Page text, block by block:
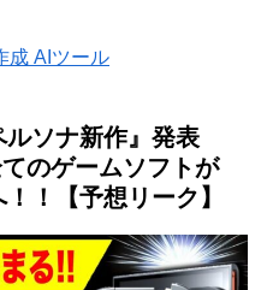
成 AIツール
ルソナ新作』発表
のゲームソフトが
！【予想リーク】